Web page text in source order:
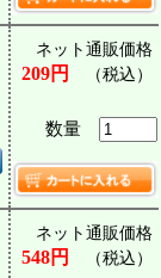
ネット通販価格
209円 （税込）
数量
ネット通販価格
548円 （税込）